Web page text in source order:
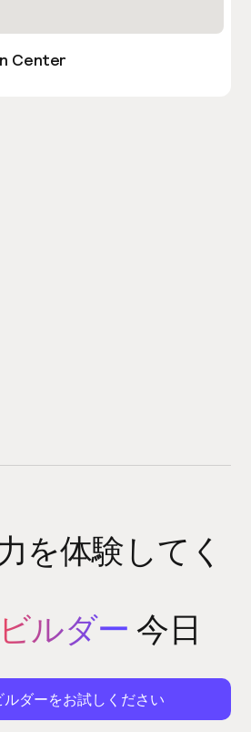
Center
を体験してく
ルダー 今日
ルダーをお試しください